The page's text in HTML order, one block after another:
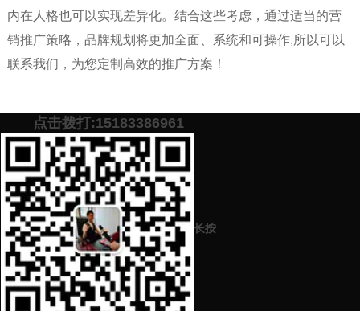
内在人格也可以实现差异化。结合这些考虑，通过适当的营
销推广策略，品牌规划将更加全面、系统和可操作,所以可以
联系我们，为您定制高效的推广方案！
预约营销老师 添加微信号：
案！
上一篇：企业公司机构品牌策划营销推广中重要的一个方法手段策略
是什么
下一篇：企业公司机构品牌策划营销怎样做具体详细的筹划？怎样做
才能打造良好的品牌形象？
点击拨打:15183386961
长按